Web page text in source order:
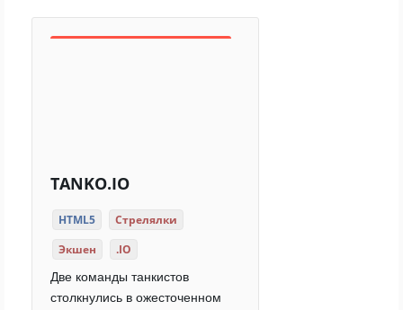
TANKO.IO
HTML5
Стрелялки
Экшен
.IO
Две команды танкистов
столкнулись в ожесточенном